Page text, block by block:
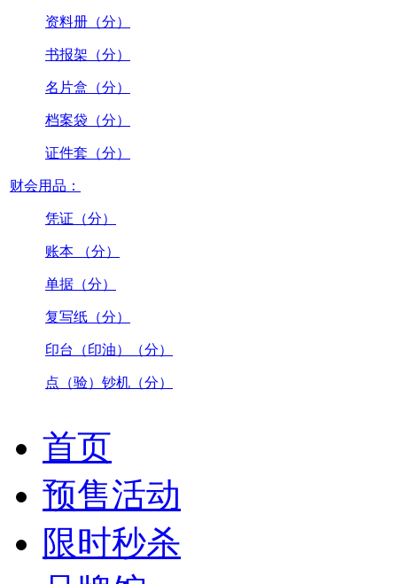
资料册（分）
书报架（分）
名片盒（分）
档案袋（分）
证件套（分）
财会用品：
凭证（分）
账本 （分）
单据（分）
复写纸（分）
印台（印油）（分）
点（验）钞机（分）
首页
预售活动
限时秒杀